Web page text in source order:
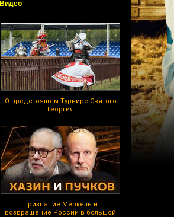
Видео
О предстоящем Турнире Святого
Георгия
Признание Меркель и
возвращение России в большой